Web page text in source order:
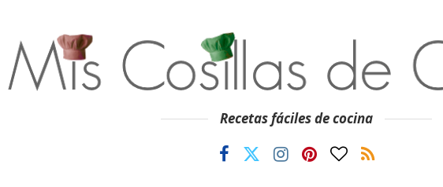
Recetas fáciles de cocina